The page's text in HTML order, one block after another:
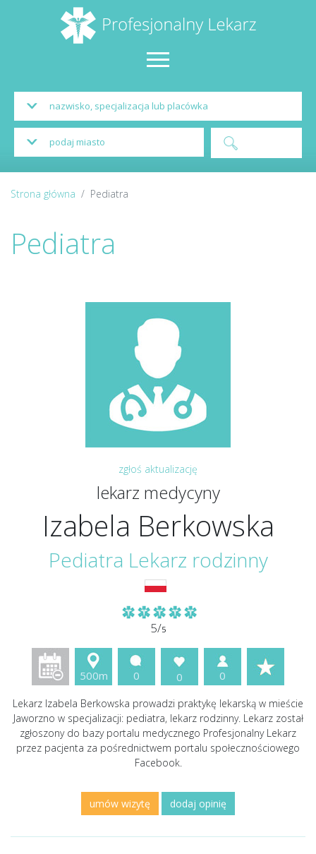
Strona główna Pediatra
Pediatra
zgłoś aktualizację
lekarz medycyny
Izabela Berkowska
Pediatra Lekarz rodzinny
5/5
500m 0 0 0
Lekarz Izabela Berkowska prowadzi praktykę lekarską w mieście
Jaworzno w specjalizacji: pediatra, lekarz rodzinny. Lekarz został
zgłoszony do bazy portalu medycznego Profesjonalny Lekarz
przez pacjenta za pośrednictwem portalu społecznościowego
Facebook.
umów wizytę dodaj opinię